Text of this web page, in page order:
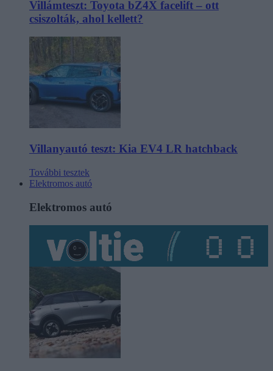
Villámteszt: Toyota bZ4X facelift – ott
csiszolták, ahol kellett?
Villanyautó teszt: Kia EV4 LR hatchback
További tesztek
Elektromos autó
Elektromos autó